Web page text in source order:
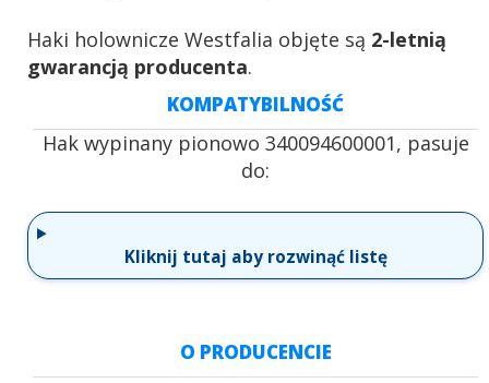
Haki holownicze Westfalia objęte są 2-letnią
gwarancją producenta.
KOMPATYBILNOŚĆ
Hak wypinany pionowo 340094600001, pasuje
do:
Kliknij tutaj aby rozwinąć listę
O PRODUCENCIE